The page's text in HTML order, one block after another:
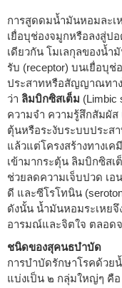
การสูดดมน้ำมันหอมละเ
เยื่อบุช่องจมูกหรือลงสู่ป
เดียวกัน โมเลกุลของน้
รับ (receptor) บนเยื่อบุ
ประสาทหรือสัญญาณทาง
ว่า ลิมบิกซิสเต็ม (Limbic
ความจำ ความรู้สึกสัมผั
ตุ้นหรือระงับระบบประส
แล้วแต่โครงสร้างทางเ
เข้ามากระตุ้น ลิมบิกซิส
ช่วยลดความเจ็บปวด เอ
ดี และซีโรโทนิน
ดังนั้น น้ำมันหอมระเหย
อารมณ์และจิตใจ ตลอด
ชนิดของสุคนธบำบัด
การบำบัดรักษาโรคด้วย
แบ่งเป็น ๒ กลุ่มใหญ่ๆ คือ